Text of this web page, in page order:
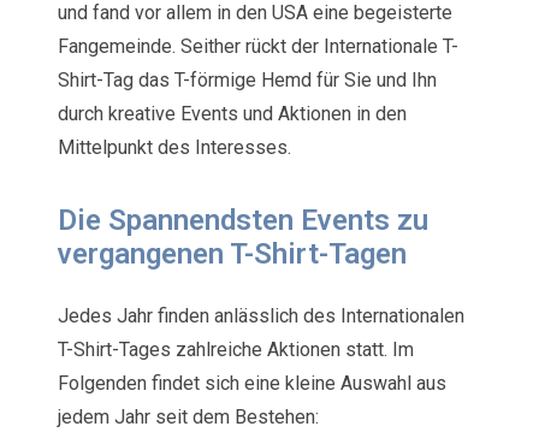
und fand vor allem in den USA eine begeisterte
Fangemeinde. Seither rückt der Internationale T-
Shirt-Tag das T-förmige Hemd für Sie und Ihn
durch kreative Events und Aktionen in den
Mittelpunkt des Interesses.
Die Spannendsten Events zu
vergangenen T-Shirt-Tagen
Jedes Jahr finden anlässlich des Internationalen
T-Shirt-Tages zahlreiche Aktionen statt. Im
Folgenden findet sich eine kleine Auswahl aus
jedem Jahr seit dem Bestehen: